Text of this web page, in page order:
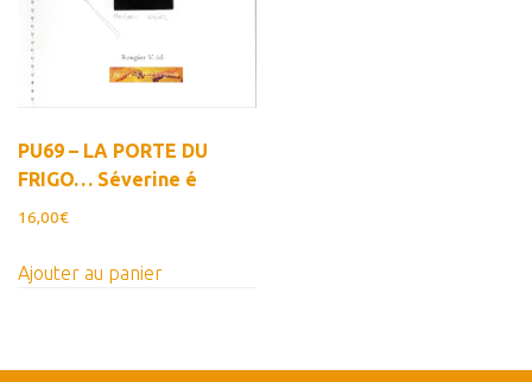
Beaux-Arts
Peintures
Les froissés, les plissés
Installations
L’actualité
CV
PU69 – LA PORTE DU
FRIGO… Séverine é
16,00€
Ajouter au panier